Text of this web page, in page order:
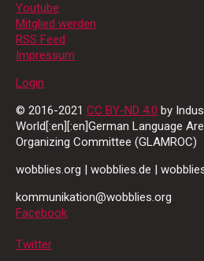
Youtube
Mitglied werden
RSS Feed
Impressum
Login
© 2016-2021 CC BY-ND 4.0 by
World[:en][:en]German Language
Organizing Committee (GLAMROC)
wobblies.org | wobblies.de |
kommunikation@wobblies.org
Facebook
Twitter